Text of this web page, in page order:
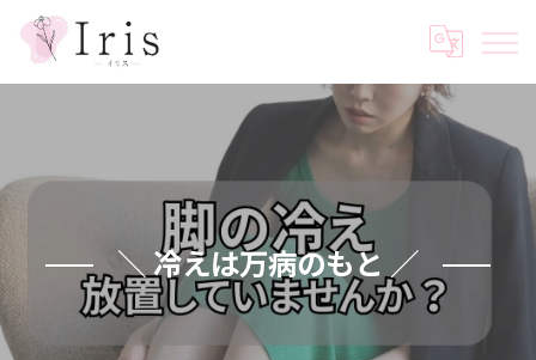
＼ 冷えは万病のもと ／